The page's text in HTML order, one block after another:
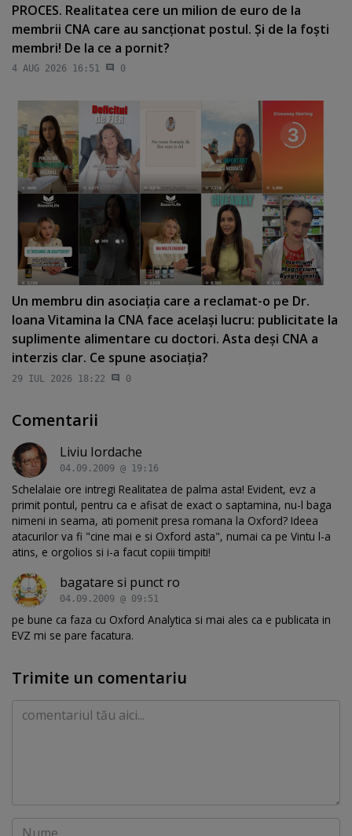
PROCES. Realitatea cere un milion de euro de la
membrii CNA care au sancţionat postul. Şi de la foşti
membri! De la ce a pornit?
4 AUG 2026 16:51 0
Un membru din asociaţia care a reclamat-o pe Dr.
Ioana Vitamina la CNA face acelaşi lucru: publicitate la
suplimente alimentare cu doctori. Asta deşi CNA a
interzis clar. Ce spune asociaţia?
29 IUL 2026 18:22 0
Comentarii
Liviu Iordache
04.09.2009 @ 19:16
Schelalaie ore intregi Realitatea de palma asta! Evident, evz a
primit pontul, pentru ca e afisat de exact o saptamina, nu-l baga
nimeni in seama, ati pomenit presa romana la Oxford? Ideea
atacurilor va fi "cine mai e si Oxford asta", numai ca pe Vintu l-a
atins, e orgolios si i-a facut copiii timpiti!
bagatare si punct ro
04.09.2009 @ 09:51
pe bune ca faza cu Oxford Analytica si mai ales ca e publicata in
EVZ mi se pare facatura.
Trimite un comentariu
Comentariu
Nume